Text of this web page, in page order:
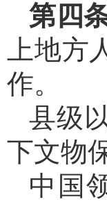
第四
上地
作。
县级
下文物
中国